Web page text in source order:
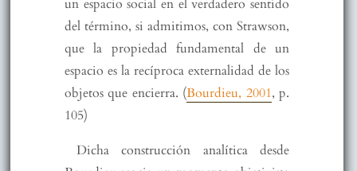
un espacio social en el verdadero sentido
del término, si admitimos, con Strawson,
que la propiedad fundamental de un
espacio es la recíproca externalidad de los
objetos que encierra. (Bourdieu, 2001, p.
105)
Dicha construcción analítica desde